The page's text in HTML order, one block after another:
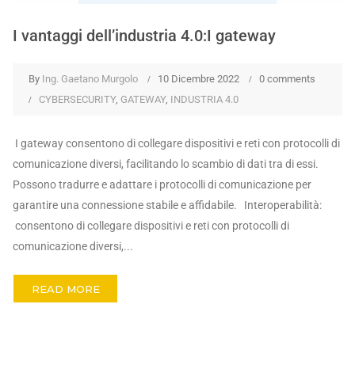
I vantaggi dell’industria 4.0:I gateway
By Ing. Gaetano Murgolo 10 Dicembre 2022
0 comments
CYBERSECURITY, GATEWAY, INDUSTRIA 4.0
I gateway consentono di collegare dispositivi e reti con protocolli di
comunicazione diversi, facilitando lo scambio di dati tra di essi.
Possono tradurre e adattare i protocolli di comunicazione per
garantire una connessione stabile e affidabile. Interoperabilità:
consentono di collegare dispositivi e reti con protocolli di
comunicazione diversi,...
READ MORE